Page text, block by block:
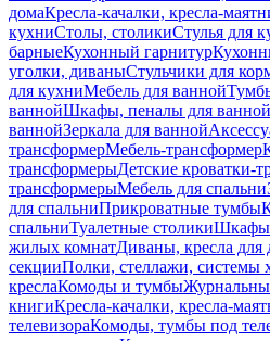
домаКресла-качалки, кресла-
кухниСтолы, столикиСтулья для
барныеКухонный гарнитур
уголки, диваныСтульчики для
для кухниМебель для ванной
ваннойШкафы, пеналы для ванной
ваннойЗеркала для ванной
трансформерМебель-трансформер
трансформерыДетские кроватки-
трансформерыМебель для спальни
для спальниПрикроватные тумбы
спальниТуалетные столикиШкафы
жилых комнатДиваны, кресла для
секцииПолки, стеллажи, системы
креслаКомоды и тумбы
книгиКресла-качалки, кресла-
телевизораКомоды, тумбы под